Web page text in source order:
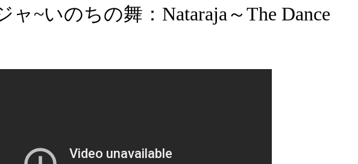
ャ~いのちの舞：Nataraja～The Dance